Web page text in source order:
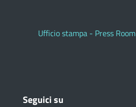
Ufficio stampa - Press Room
Seguici su